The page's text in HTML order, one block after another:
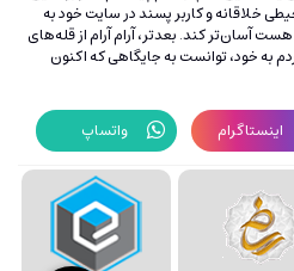
خلاقانه و کاربر پسند در سایت خود به
هست آسان‌تر کند. بعدتر، آرام آرام از قله‌های
به خود، توانست به جایگاهی که اکنون
اینستاگرام واتساپ